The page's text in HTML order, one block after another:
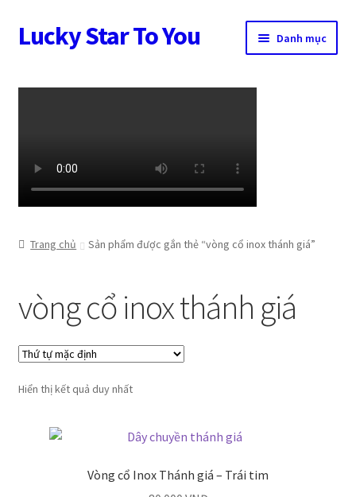
Đi
đến
hướng
Chuyển
đến
dung
Lucky Star To You Danh mục
Cửa hàng
Tài khoản
Trang chủ Sản phẩm được gắn thẻ “vòng cổ inox thánh giá”
vòng cổ inox thánh giá
Hiển thị kết quả duy nhất
Vòng cổ Inox Thánh giá – Trái tim